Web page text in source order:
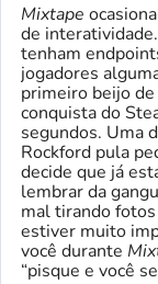
Mixtape
de
tenham
jogadores
primeiro beijo
conquista do
segundos. Uma
Rockford pula
decide que já
lembrar da
mal tirando
estiver muito
você durante
“pisque e você